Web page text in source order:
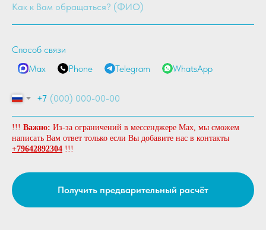
Способ связи
Max
Phone Telegram WhatsApp
+7
!!! Важно: Из-за ограничений в мессенджере Max, мы сможем
написать Вам ответ только если Вы добавите нас в контакты
+79642892304 !!!
Получить предварительный расчёт